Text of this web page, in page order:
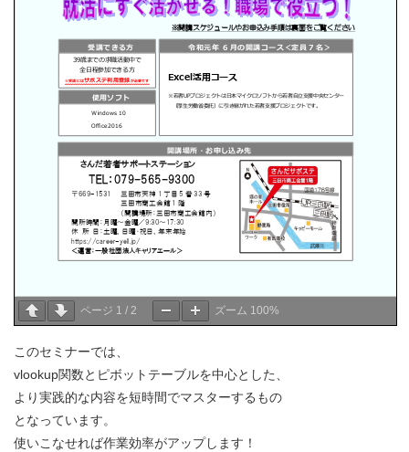
ページ 1 / 2 ズーム 100%
このセミナーでは、
vlookup関数とピボットテーブルを中心とした、
より実践的な内容を短時間でマスターするもの
となっています。
使いこなせれば作業効率がアップします！